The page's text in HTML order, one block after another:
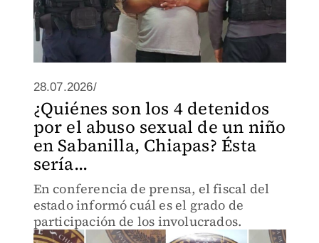
28.07.2026/
¿Quiénes son los 4 detenidos
por el abuso sexual de un niño
en Sabanilla, Chiapas? Ésta
sería...
En conferencia de prensa, el fiscal del
estado informó cuál es el grado de
participación de los involucrados.